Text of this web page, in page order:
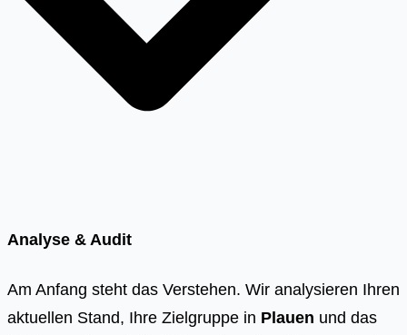
Analyse & Audit
Am Anfang steht das Verstehen. Wir analysieren Ihren
aktuellen Stand, Ihre Zielgruppe in Plauen und das